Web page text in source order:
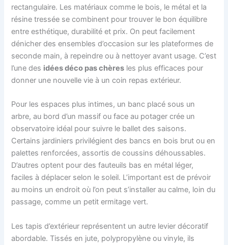
rectangulaire. Les matériaux comme le bois, le métal et la
résine tressée se combinent pour trouver le bon équilibre
entre esthétique, durabilité et prix. On peut facilement
dénicher des ensembles d’occasion sur les plateformes de
seconde main, à repeindre ou à nettoyer avant usage. C’est
l’une des idées déco pas chères les plus efficaces pour
donner une nouvelle vie à un coin repas extérieur.
Pour les espaces plus intimes, un banc placé sous un
arbre, au bord d’un massif ou face au potager crée un
observatoire idéal pour suivre le ballet des saisons.
Certains jardiniers privilégient des bancs en bois brut ou en
palettes renforcées, assortis de coussins déhoussables.
D’autres optent pour des fauteuils bas en métal léger,
faciles à déplacer selon le soleil. L’important est de prévoir
au moins un endroit où l’on peut s’installer au calme, loin du
passage, comme un petit ermitage vert.
Les tapis d’extérieur représentent un autre levier décoratif
abordable. Tissés en jute, polypropylène ou vinyle, ils